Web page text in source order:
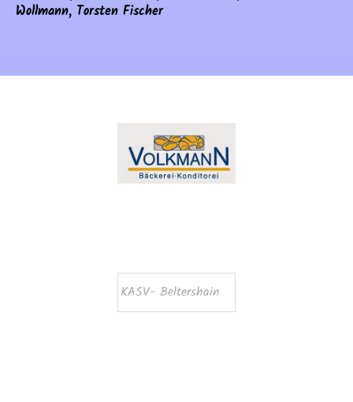
Wollmann, Torsten Fischer
KASV- Beltershain